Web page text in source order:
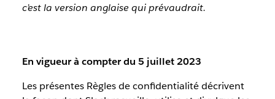
c’est la version anglaise qui prévaudrait.
En vigueur à compter du 5 juillet 2023
Les présentes Règles de confidentialité décrivent